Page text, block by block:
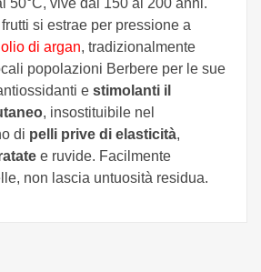
50°C, vive dai 150 ai 200 anni.
si estrae per pressione a
di argan, tradizionalmente
popolazioni Berbere per le sue
e stimolanti il
, insostituibile nel
di pelli prive di elasticità,
e ruvide. Facilmente
non lascia untuosità residua.